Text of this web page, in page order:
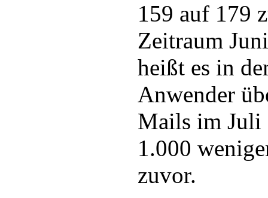
159 auf 179
Zeitraum
heißt es in
Anwender
Mails im Juli
1.000
zuvor.